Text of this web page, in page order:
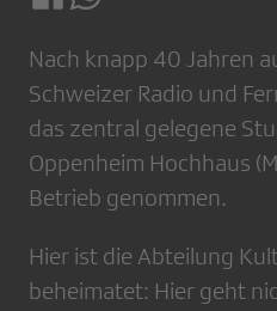
Nach knapp 40 Jahren
Schweizer Radio und
das zentral gelegene
Oppenheim Hochhaus
Betrieb genommen.
Hier ist die Abteilung
beheimatet: Hier geht